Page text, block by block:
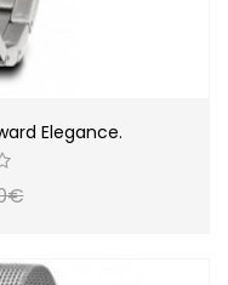
Elegance.